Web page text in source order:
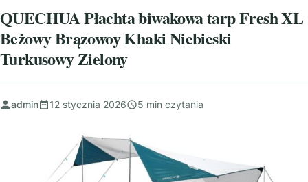
QUECHUA Płachta biwakowa tarp Fresh XL
Beżowy Brązowoy Khaki Niebieski
Turkusowy Zielony
admin 12 stycznia 2026 5 min czytania